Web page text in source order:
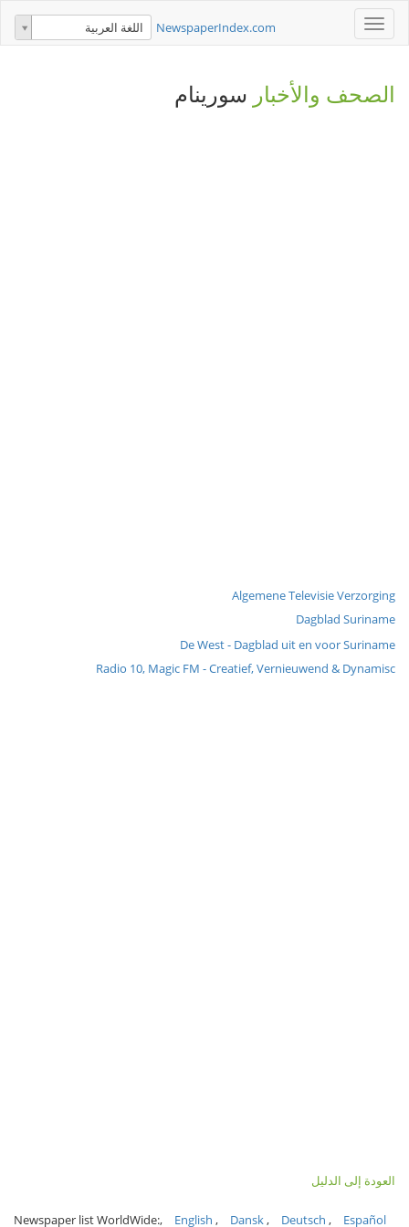
Toggle
navigation
NewspaperIndex.com اللغة العربية
الصحف والأخبار سورينام
Algemene Televisie Verzorging
Dagblad Suriname
De West - Dagblad uit en voor Suriname
Radio 10, Magic FM - Creatief, Vernieuwend & Dynamisc
العودة إلى الدليل
Newspaper list WorldWide: English Dansk Deutsch Español